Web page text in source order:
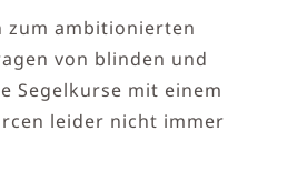
zum ambitionierten
von blinden und
Segelkurse mit einem
leider nicht immer